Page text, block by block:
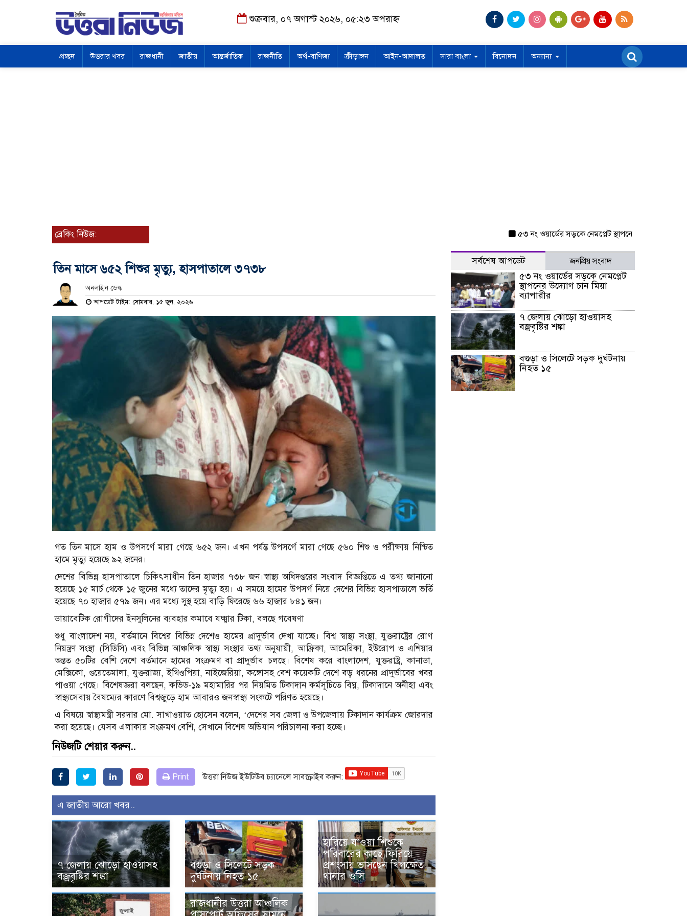
শুক্রবার, ০৭ অগাস্ট ২০২৬, ০৫:২৩ অপরাহ্ন
প্রচ্ছদ উত্তরার খবর রাজধানী জাতীয় আন্তর্জাতিক রাজনীতি অর্থ-বাণিজ্য ক্রীড়াঙ্গন আইন-আদালত সারা বাংলা বিনোদন অন্যান্য
ব্রেকিং নিউজ: ৫৩ নং ওয়ার্ডের সড়কে নেমপ্লেট স্থাপনের উদ্যোগ চান মিয়া
তিন মাসে ৬৫২ শিশুর মৃত্যু, হাসপাতালে ৩৭৩৮
অনলাইন ডেস্ক
আপডেট টাইম: সোমবার, ১৫ জুন, ২০২৬
গত তিন মাসে হাম ও উপসর্গে মারা গেছে ৬৫২ জন। এখন পর্যন্ত উপসর্গে মারা গেছে ৫৬০ শিশু ও পরীক্ষায় নিশ্চিত
হামে মৃত্যু হয়েছে ৯২ জনের।
দেশের বিভিন্ন হাসপাতালে চিকিৎসাধীন তিন হাজার ৭৩৮ জন।স্বাস্থ্য অধিদপ্তরের সংবাদ বিজ্ঞপ্তিতে এ তথ্য জানানো
হয়েছে ১৫ মার্চ থেকে ১৫ জুনের মধ্যে তাদের মৃত্যু হয়। এ সময়ে হামের উপসর্গ নিয়ে দেশের বিভিন্ন হাসপাতালে ভর্তি
হয়েছে ৭০ হাজার ৫৭৯ জন। এর মধ্যে সুস্থ হয়ে বাড়ি ফিরেছে ৬৬ হাজার ৮৪১ জন।
ডায়াবেটিক রোগীদের ইনসুলিনের ব্যবহার কমাবে যক্ষ্মার টিকা, বলছে গবেষণা
শুধু বাংলাদেশ নয়, বর্তমানে বিশ্বের বিভিন্ন দেশেও হামের প্রাদুর্ভাব দেখা যাচ্ছে। বিশ্ব স্বাস্থ্য সংস্থা, যুক্তরাষ্ট্রের রোগ
নিয়ন্ত্রণ সংস্থা (সিডিসি) এবং বিভিন্ন আঞ্চলিক স্বাস্থ্য সংস্থার তথ্য অনুযায়ী, আফ্রিকা, আমেরিকা, ইউরোপ ও এশিয়ার
অন্তত ৫০টির বেশি দেশে বর্তমানে হামের সংক্রমণ বা প্রাদুর্ভাব চলছে। বিশেষ করে বাংলাদেশ, যুক্তরাষ্ট্র, কানাডা,
মেক্সিকো, গুয়েতেমালা, যুক্তরাজ্য, ইথিওপিয়া, নাইজেরিয়া, কঙ্গোসহ বেশ কয়েকটি দেশে বড় ধরনের প্রাদুর্ভাবের খবর
পাওয়া গেছে। বিশেষজ্ঞরা বলছেন, কভিড-১৯ মহামারির পর নিয়মিত টিকাদান কর্মসূচিতে বিঘ্ন, টিকাদানে অনীহা এবং
স্বাস্থ্যসেবায় বৈষম্যের কারণে বিশ্বজুড়ে হাম আবারও জনস্বাস্থ্য সংকটে পরিণত হয়েছে।
এ বিষয়ে স্বাস্থ্যমন্ত্রী সরদার মো. সাখাওয়াত হোসেন বলেন, ‘দেশের সব জেলা ও উপজেলায় টিকাদান কার্যক্রম জোরদার
করা হয়েছে। যেসব এলাকায় সংক্রমণ বেশি, সেখানে বিশেষ অভিযান পরিচালনা করা হচ্ছে।
নিউজটি শেয়ার করুন..
Print উত্তরা নিউজ ইউটিউব চ্যানেলে সাবস্ক্রাইব করুন:
এ জাতীয় আরো খবর..
৭ জেলায় ঝোড়ো হাওয়াসহ
বজ্রবৃষ্টির শঙ্কা
বগুড়া ও সিলেটে সড়ক
দুর্ঘটনায় নিহত ১৫
হারিয়ে যাওয়া শিশুকে
পরিবারের কাছে ফিরিয়ে
প্রশংসায় ভাসছেন খিলক্ষেত
থানার ওসি
রাজধানীর উত্তরা আঞ্চলিক
সর্বশেষ আপডেট জনপ্রিয় সংবাদ
৫৩ নং ওয়ার্ডের সড়কে নেমপ্লেট
স্থাপনের উদ্যোগ চান মিয়া
ব্যাপারীর
৭ জেলায় ঝোড়ো হাওয়াসহ
বজ্রবৃষ্টির শঙ্কা
বগুড়া ও সিলেটে সড়ক দুর্ঘটনায়
নিহত ১৫